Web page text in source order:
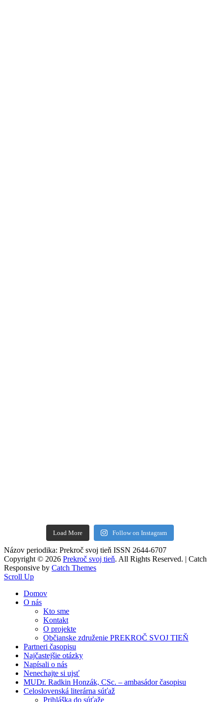
Load More Follow on Instagram
Názov periodika: Prekroč svoj tieň ISSN 2644-6707
Copyright © 2026 Prekroč svoj tieň. All Rights Reserved. | Catch
Responsive by Catch Themes
Scroll Up
Domov
O nás
Kto sme
Kontakt
O projekte
Občianske združenie PREKROČ SVOJ TIEŇ
Partneri časopisu
Najčastejšie otázky
Napísali o nás
Nenechajte si ujsť
MUDr. Radkin Honzák, CSc. – ambasádor časopisu
Celoslovenská literárna súťaž
Prihláška do súťaže